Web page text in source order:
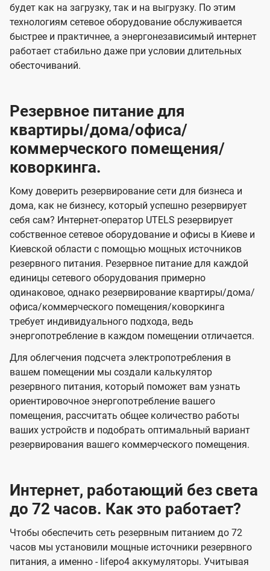
будет как на загрузку, так и на выгрузку. По этим
технологиям сетевое оборудование обслуживается
быстрее и практичнее, а энергонезависимый интернет
работает стабильно даже при условии длительных
обесточиваний.
Резервное питание для
квартиры/дома/офиса/
коммерческого помещения/
коворкинга.
Кому доверить резервирование сети для бизнеса и
дома, как не бизнесу, который успешно резервирует
себя сам? Интернет-оператор UTELS резервирует
собственное сетевое оборудование и офисы в Киеве и
Киевской области с помощью мощных источников
резервного питания. Резервное питание для каждой
единицы сетевого оборудования примерно
одинаковое, однако резервирование квартиры/дома/
офиса/коммерческого помещения/коворкинга
требует индивидуального подхода, ведь
энергопотребление в каждом помещении отличается.
Для облегчения подсчета электропотребления в
вашем помещении мы создали калькулятор
резервного питания, который поможет вам узнать
ориентировочное энергопотребление вашего
помещения, рассчитать общее количество работы
ваших устройств и подобрать оптимальный вариант
резервирования вашего коммерческого помещения.
Интернет, работающий без света
до 72 часов. Как это работает?
Чтобы обеспечить сеть резервным питанием до 72
часов мы установили мощные источники резервного
питания, а именно - lifepo4 аккумуляторы. Учитывая